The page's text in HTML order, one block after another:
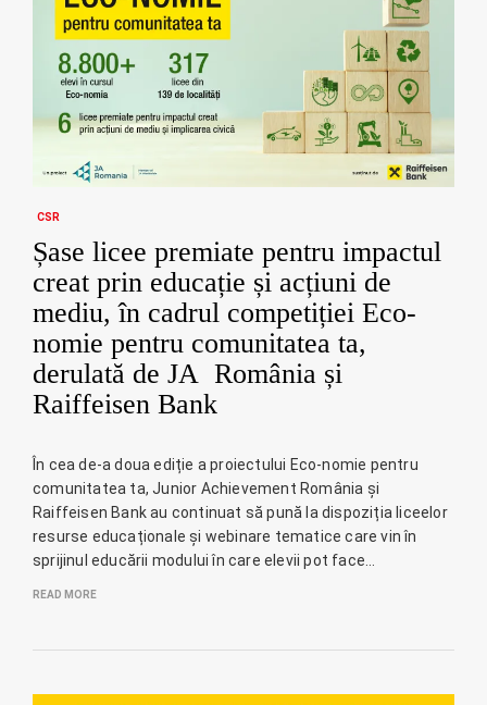
CSR
Șase licee premiate pentru impactul
creat prin educație și acțiuni de
mediu, în cadrul competiției Eco-
nomie pentru comunitatea ta,
derulată de JA România și
Raiffeisen Bank
În cea de-a doua ediție a proiectului Eco-nomie pentru
comunitatea ta, Junior Achievement România și
Raiffeisen Bank au continuat să pună la dispoziția liceelor
resurse educaționale și webinare tematice care vin în
sprijinul educării modului în care elevii pot face…
READ MORE